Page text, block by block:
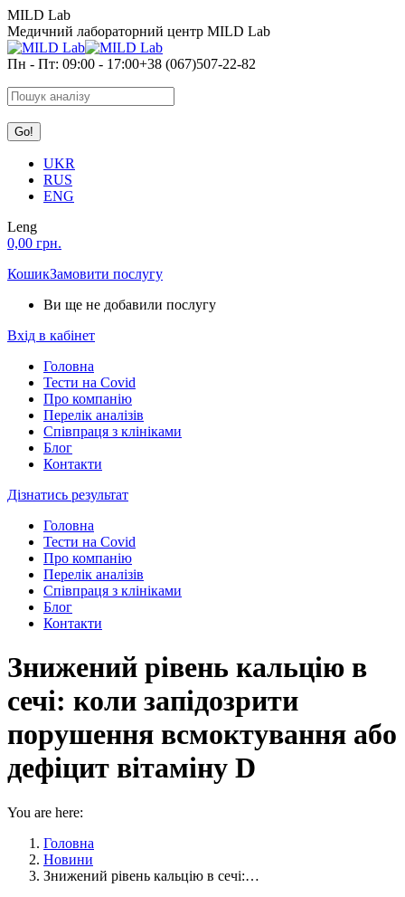
Skip
to
content
MILD Lab
Медичний лабораторний центр MILD Lab
Пн - Пт: 09:00 - 17:00+38 (067)507-22-82
Search:
UKR
RUS
ENG
Leng
0,00 грн.
КошикЗамовити послугу
Ви ще не добавили послугу
Вхід в кабінет
Головна
Тести на Covid
Про компанію
Перелік аналізів
Співпраця з клініками
Блог
Контакти
Дізнатись результат
Головна
Тести на Covid
Про компанію
Перелік аналізів
Співпраця з клініками
Блог
Контакти
Знижений рівень кальцію в
сечі: коли запідозрити
порушення всмоктування або
дефіцит вітаміну D
You are here:
Головна
Новини
Знижений рівень кальцію в сечі:…